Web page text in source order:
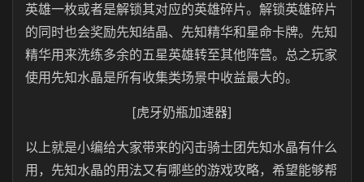
英雄一枚或者是解锁其对应的英雄碎片。解锁英雄碎片
的同时也会奖励先知结晶、先知精华和星命卡牌。先知
精华用来洗练多余的五星英雄转至其他阵营。总之玩家
使用先知水晶是所有收集类场景中收益最大的。
[虎牙奶瓶加速器]
以上就是小编给大家带来的闪击骑士团先知水晶有什么
用，先知水晶的用法又有哪些的游戏攻略，希望能够帮